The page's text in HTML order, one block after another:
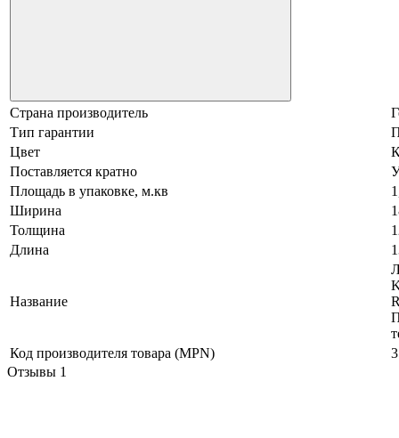
Страна производитель
Тип гарантии
Цвет
Поставляется кратно
Площадь в упаковке, м.кв
Ширина
Толщина
Длина
Название
Код производителя товара (MPN)
Отзывы 1